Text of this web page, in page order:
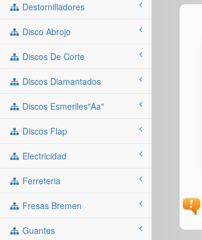
Destornilladores
Disco Abrojo
Discos De Corte
Discos Diamantados
Discos Esmeriles"aa"
Discos Flap
Electricidad
Ferreteria
Fresas Bremen
Guantes